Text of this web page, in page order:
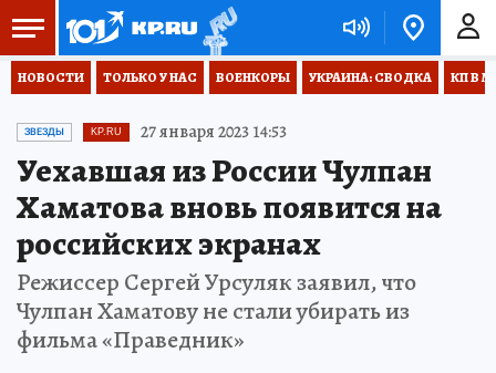
НОВОСТИ ТОЛЬКО У НАС ВОЕНКОРЫ УКРАИНА: СВОДКА КП В
ЗВЕЗДЫ KP.RU 27 января 2023 14:53
Уехавшая из России Чулпан
Хаматова вновь появится на
российских экранах
Режиссер Сергей Урсуляк заявил, что
Чулпан Хаматову не стали убирать из
фильма «Праведник»